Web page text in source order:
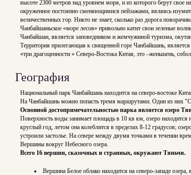
высоте 2300 метров над уровнем моря, и из которого берут
окруженное постоянно сменяющимися пейзажами, являясь
величественных гор. Никто не знает, сколько раз дорога
Чанбайшаньское «море лесов» привольно катит свои зеленые
Чанбайшан, является заповедником и жемчужиной туризма,
Территория прилегающая к священной горе Чанбайшань,
«три драгоценности » Северо-Востока Китая, это –женьшень,
География
Национальный парк Чанбайшань находится на северо-востоке
На Чанбайшань можно попасть тремя маршрутами. Один из них
Основной достопримечательностью парка является озеро
Поверхность воды занимает площадь в 10 кв км, озеро
круглый год, летом она колеблится в пределах 8-12 градусов;
устроили застолье. На севере между двумя точками в течении
Вершины вокруг Небесного озера.
Всего 16 вершин, сказочных и странных, окружают Тяньчи.
Вершина Белое облако находится на северо-западе